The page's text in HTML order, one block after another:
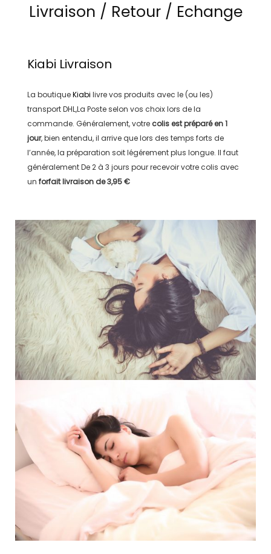
Livraison / Retour / Echange
Kiabi Livraison
La boutiqueKiabi livre vos produits avec le (ou les)
transportDHL,La Posteselon vos choix lors de la
commande. Généralement, votre colis est préparé en1
jour, bien entendu, il arrive que lors des temps forts de
l’année, la préparation soit légérement plus longue. Il faut
généralementDe 2 à 3 jours pour recevoir votre colis avec
un forfait livraison de3,95 €